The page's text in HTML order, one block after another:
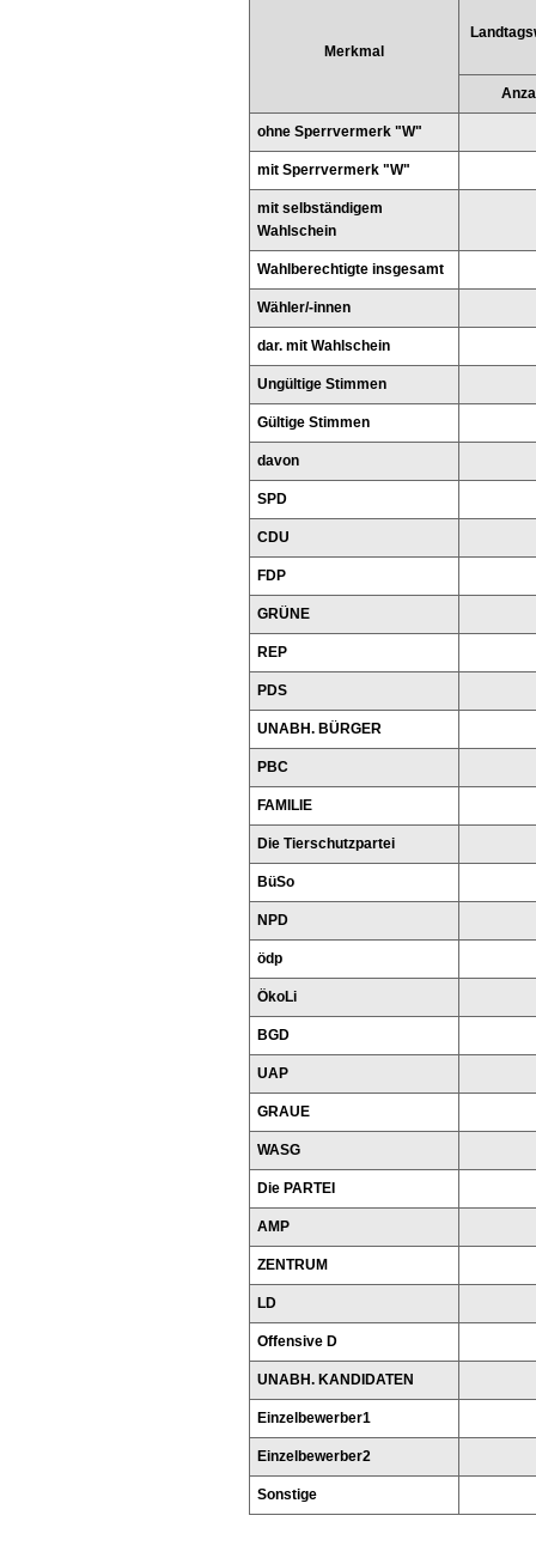
Merkmal
ohne Sperrvermerk "W"
mit Sperrvermerk "W"
mit selbständigem
Wahlschein
Wahlberechtigte insgesamt
Wähler/-innen
dar. mit Wahlschein
Ungültige Stimmen
Gültige Stimmen
davon
SPD
CDU
FDP
GRÜNE
REP
PDS
UNABH. BÜRGER
PBC
FAMILIE
Die Tierschutzpartei
BüSo
NPD
ödp
ÖkoLi
BGD
UAP
GRAUE
WASG
Die PARTEI
AMP
ZENTRUM
LD
Offensive D
UNABH. KANDIDATEN
Einzelbewerber1
Einzelbewerber2
Sonstige